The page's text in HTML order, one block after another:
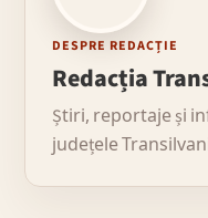
DESPRE REDACȚIE
Redacția
Știri, reportaje și
județele